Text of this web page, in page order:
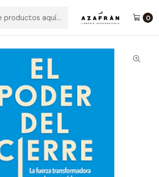
0
Salud y bienestar
Personal
El Poder Del Cierre